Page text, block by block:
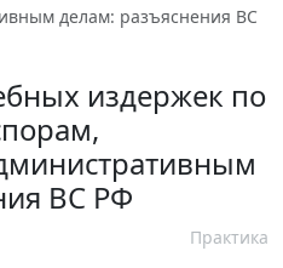
делам: разъяснения ВС
издержек по
ВС РФ
Практика